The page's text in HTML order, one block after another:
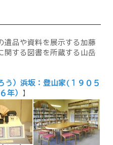
品や資料を展示する加藤
関する図書を所蔵する山岳
う）浜坂：登山家(１９０５
年）
】